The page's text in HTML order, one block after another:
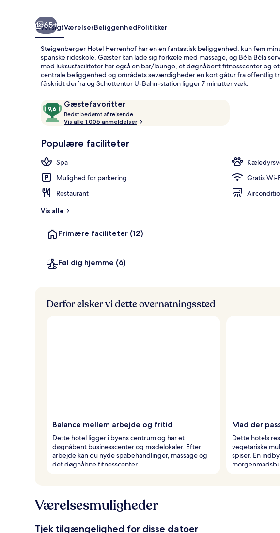
65+
OversigtVærelserBeliggenhedPolitikker
Steigenberger Hotel Herrenhof har en en fantastisk beliggenhed, kun fem
spanske rideskole. Gæster kan lade sig forkæle med massage, og Béla Béla
med luksusfaciliteter har også en bar/lounge, et døgnåbent fitnesscenter og
centrale beliggenhed og områdets seværdigheder en kort gåtur fra offentlig
få skridt derfra og Schottentor U-Bahn-station ligger 7 minutter væk.
AnmeldelserGæstefavoritter
9,6
ud
af
Gæstefavoritter
Bedst bedømt af rejsende
e
a
f
d
Vis alle 1.006 anmeldelser
Populære faciliteter
Spa
Mulighed for parkering
Gratis Wi-
Restaurant
Vis alle
Primære faciliteter (12)
Føl dig hjemme (6)
Derfor elsker vi dette overnatningssted
Balance mellem arbejde og fritid
Dette hotel ligger i byens centrum og har et
døgnåbent businesscenter og mødelokaler. Efter
arbejde kan du nyde spabehandlinger, massage og
det døgnåbne fitnesscenter.
Mad der
Dette hotels
vegetariske
spiser. En
Værelsesmuligheder
Tjek tilgængelighed for disse datoer